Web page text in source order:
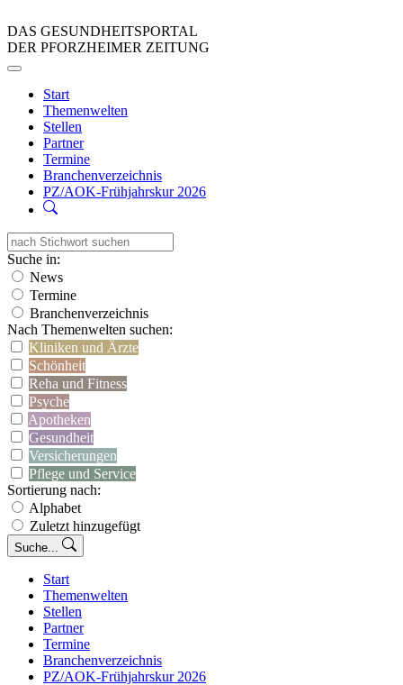
DAS GESUNDHEITSPORTAL
DER PFORZHEIMER ZEITUNG
Start
Themenwelten
Stellen
Partner
Termine
Branchenverzeichnis
PZ/AOK-Frühjahrskur 2026
Suche in:
News
Termine
Branchenverzeichnis
Nach Themenwelten suchen:
Kliniken und Ärzte
Schönheit
Reha und Fitness
Psyche
Apotheken
Gesundheit
Versicherungen
Pflege und Service
Sortierung nach:
Alphabet
Zuletzt hinzugefügt
Suche...
Start
Themenwelten
Stellen
Partner
Termine
Branchenverzeichnis
PZ/AOK-Frühjahrskur 2026